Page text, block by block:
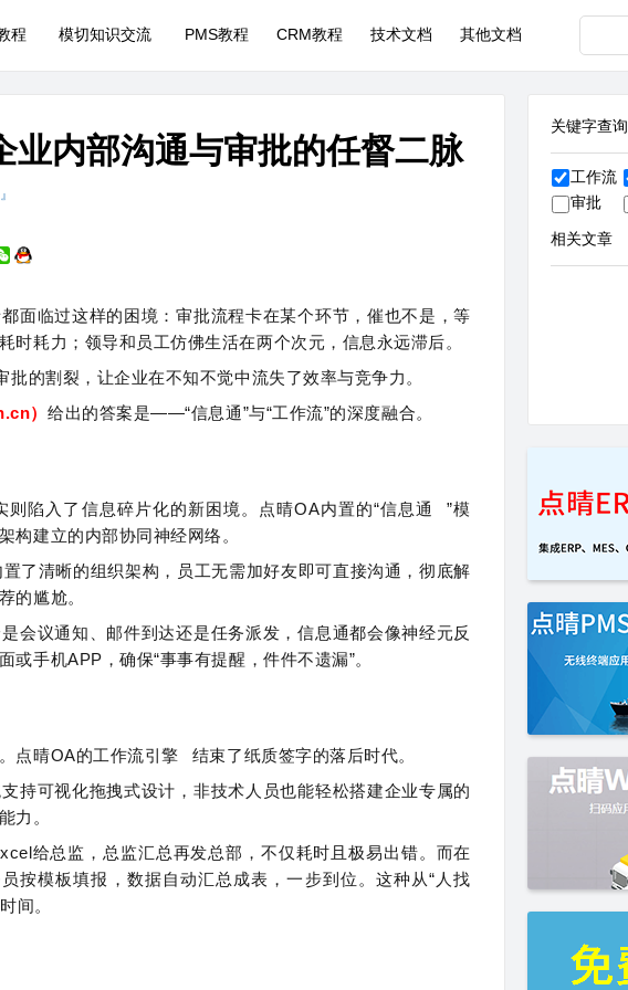
程 模切知识交流 PMS教程 CRM教程 技术文档 其他文档
业内部沟通与审批的任督二脉
面临过这样的困境：审批流程卡在某个环节，催也不是，等
时耗力；领导和员工仿佛生活在两个次元，信息永远滞后。
的割裂，让企业在不知不觉中流失了效率与竞争力。
）给出的答案是——“信息通”与“工作流”的深度融合。
陷入了信息碎片化的新困境。点晴OA内置的“信息通
”模
构建立的内部协同神经网络。
了清晰的组织架构，员工无需加好友即可直接沟通，彻底解
的尴尬。
会议通知、邮件到达还是任务派发，信息通都会像神经元反
手机APP，确保“事事有提醒，件件不遗漏”。
点晴OA的工作流引擎
结束了纸质签字的落后时代。
持可视化拖拽式设计，非技术人员也能轻松搭建企业专属的
力。
给总监，总监汇总再发总部，不仅耗时且极易出错。而在
按模板填报，数据自动汇总成表，一步到位。这种从“人找
间。
关键字查询
工作流
审批
相关文章